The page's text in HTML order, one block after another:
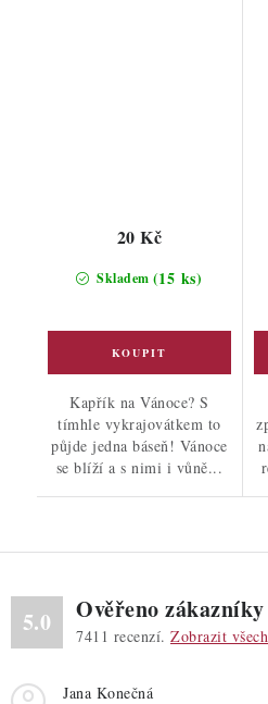
Skladem (15 ks)
20 Kč
Kapřík na Vánoce? S
tímhle vykrajovátkem to
půjde jedna báseň! Vánoce
se blíží a s nimi i vůně...
5.0 Ověřeno zákazníky
7411 recenzí. Zobrazit
Jana Konečná